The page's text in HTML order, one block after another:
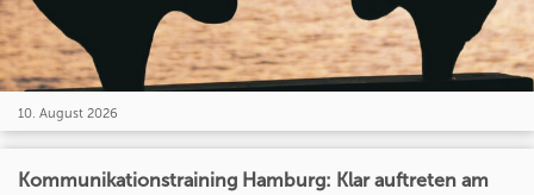
10. August 2026
Kommunikationstraining Hamburg: Klar auftreten am